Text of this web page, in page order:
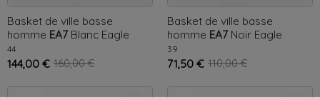
Basket de ville basse
homme EA7 Blanc Eagle
44
144,00 € 160,00 €
Basket de ville basse
homme EA7 Noir Eagle
39
71,50 € 110,00 €